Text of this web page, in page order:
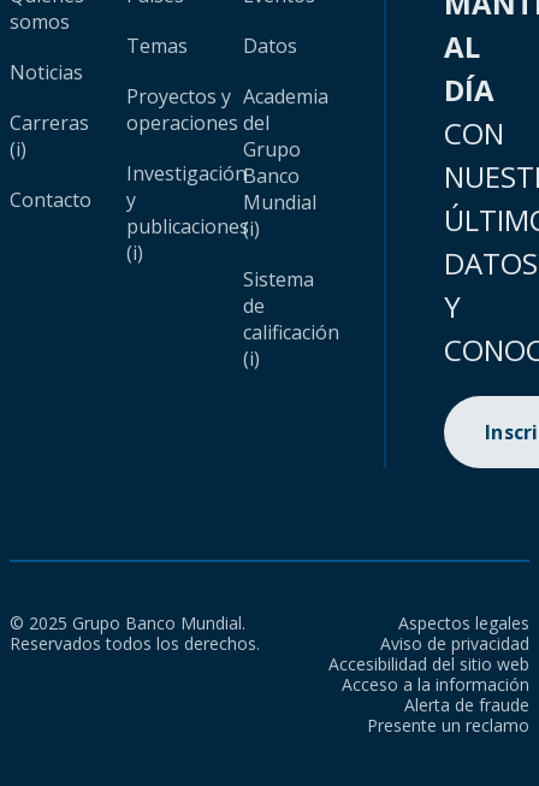
somos
Noticias
Carreras
(i)
Contacto
Temas
Proyectos y
operaciones
Investigación
y
publicaciones
(i)
Datos
Academia
del
Grupo
Banco
Mundial
(i)
Sistema
de
calificación
(i)
AL
DÍA
CON
DATOS
Y
© 2025 Grupo Banco Mundial.
Reservados todos los derechos.
Aspectos legales
Aviso de privacidad
Accesibilidad del sitio web
Acceso a la información
Alerta de fraude
Presente un reclamo